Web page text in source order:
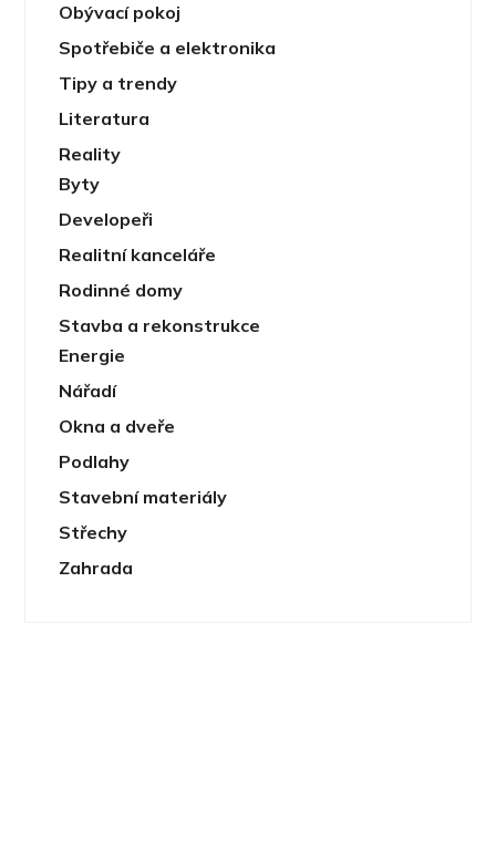
Obývací pokoj
Spotřebiče a elektronika
Tipy a trendy
Literatura
Reality
Byty
Developeři
Realitní kanceláře
Rodinné domy
Stavba a rekonstrukce
Energie
Nářadí
Okna a dveře
Podlahy
Stavební materiály
Střechy
Zahrada